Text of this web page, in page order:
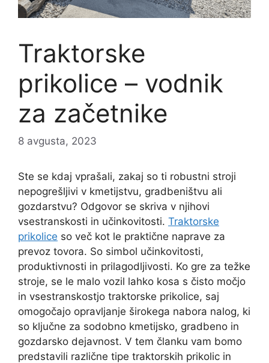
Traktorske
prikolice – vodnik
za začetnike
8 avgusta, 2023
Ste se kdaj vprašali, zakaj so ti robustni stroji
nepogrešljivi v kmetijstvu, gradbeništvu ali
gozdarstvu? Odgovor se skriva v njihovi
vsestranskosti in učinkovitosti. Traktorske
prikolice so več kot le praktične naprave za
prevoz tovora. So simbol učinkovitosti,
produktivnosti in prilagodljivosti. Ko gre za težke
stroje, se le malo vozil lahko kosa s čisto močjo
in vsestranskostjo traktorske prikolice, saj
omogočajo opravljanje širokega nabora nalog, ki
so ključne za sodobno kmetijsko, gradbeno in
gozdarsko dejavnost. V tem članku vam bomo
predstavili različne tipe traktorskih prikolic in